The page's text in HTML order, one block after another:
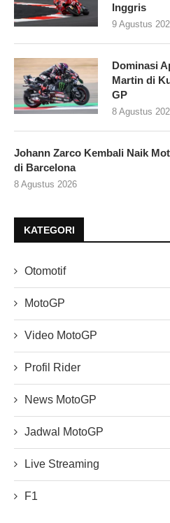
Inggris
9 Agustus
Dominasi
Martin di
GP
8 Agustus
Johann Zarco Kembali Naik
di Barcelona
8 Agustus 2026
KATEGORI
Otomotif
MotoGP
Video MotoGP
Profil Rider
News MotoGP
Jadwal MotoGP
Live Streaming
F1